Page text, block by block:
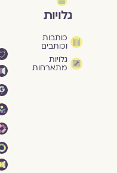
גלויות
כותבות
וכותבים
גלויות
מתארחות